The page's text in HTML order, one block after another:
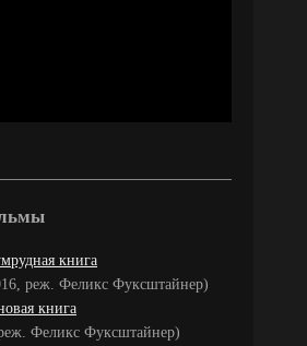
книга
реж. Феликс Фуксштайнер)
книга
Феликс Фуксштайнер)